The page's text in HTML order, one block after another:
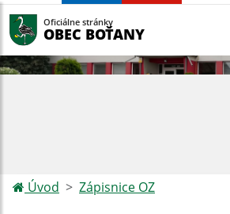
Oficiálne stránky
OBEC BOŤANY
Úvod Zápisnice OZ